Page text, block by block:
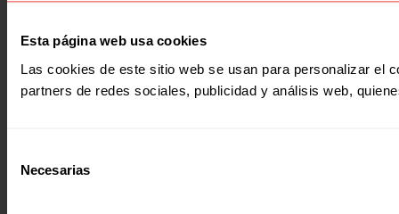
Esta página web usa cookies
Las cookies de este sitio web se usan para personalizar el
partners de redes sociales, publicidad y análisis web,
Necesarias